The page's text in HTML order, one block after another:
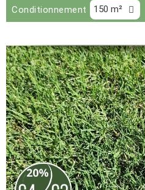
Conditionnement